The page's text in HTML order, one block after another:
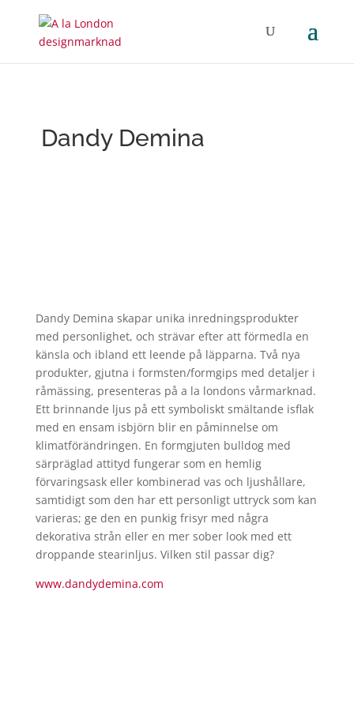
Dandy Demina
Dandy Demina skapar unika inredningsprodukter
med personlighet, och strävar efter att förmedla en
känsla och ibland ett leende på läpparna. Två nya
produkter, gjutna i formsten/formgips med detaljer i
råmässing, presenteras på a la londons vårmarknad.
Ett brinnande ljus på ett symboliskt smältande isflak
med en ensam isbjörn blir en påminnelse om
klimatförändringen. En formgjuten bulldog med
särpräglad attityd fungerar som en hemlig
förvaringsask eller kombinerad vas och ljushållare,
samtidigt som den har ett personligt uttryck som kan
varieras; ge den en punkig frisyr med några
dekorativa strån eller en mer sober look med ett
droppande stearinljus. Vilken stil passar dig?
www.dandydemina.com